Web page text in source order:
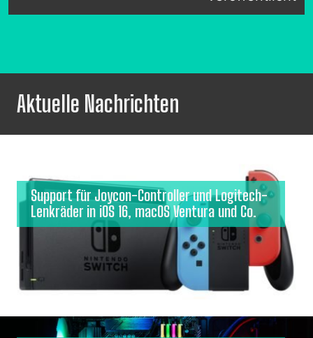
Aktuelle Nachrichten
Support für Joycon-Controller und Logitech-
Lenkräder in iOS 16, macOS Ventura und Co.